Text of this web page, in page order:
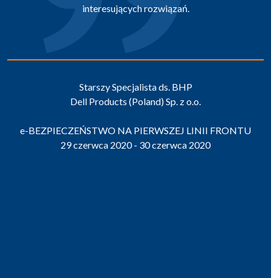
interesujących rozwiązań.
Starszy Specjalista ds. BHP
Dell Products (Poland) Sp. z o.o.
e-BEZPIECZEŃSTWO NA PIERWSZEJ LINII FRONTU
29 czerwca 2020 - 30 czerwca 2020